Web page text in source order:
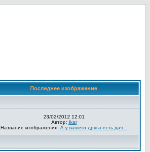
Последнее изображение
23/02/2012 12:01
Автор: Ikar
Название изображения: А у вашего друга есть дач...